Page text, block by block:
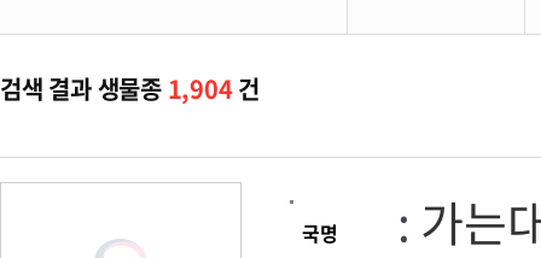
검색 결과 생물종 1,904건
국명 : 가는